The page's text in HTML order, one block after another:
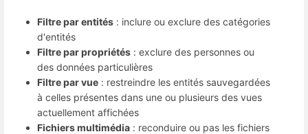
Filtre par entités : inclure ou exclure des catégories
d'entités
Filtre par propriétés : exclure des personnes ou
des données particulières
Filtre par vue : restreindre les entités sauvegardées
à celles présentes dans une ou plusieurs des vues
actuellement affichées
Fichiers multimédia : reconduire ou pas les fichiers